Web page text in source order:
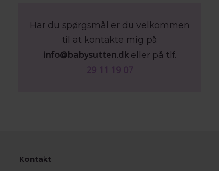
Har du spørgsmål er du velkommen
til at kontakte mig på
info@babysutten.dkeller på tlf.
29 11 19 07
Kontakt